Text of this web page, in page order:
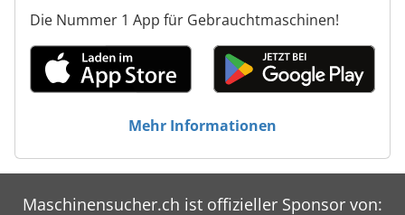
Die Nummer 1 App für Gebrauchtmaschinen!
Mehr Informationen
Maschinensucher.ch ist offizieller Sponsor von: